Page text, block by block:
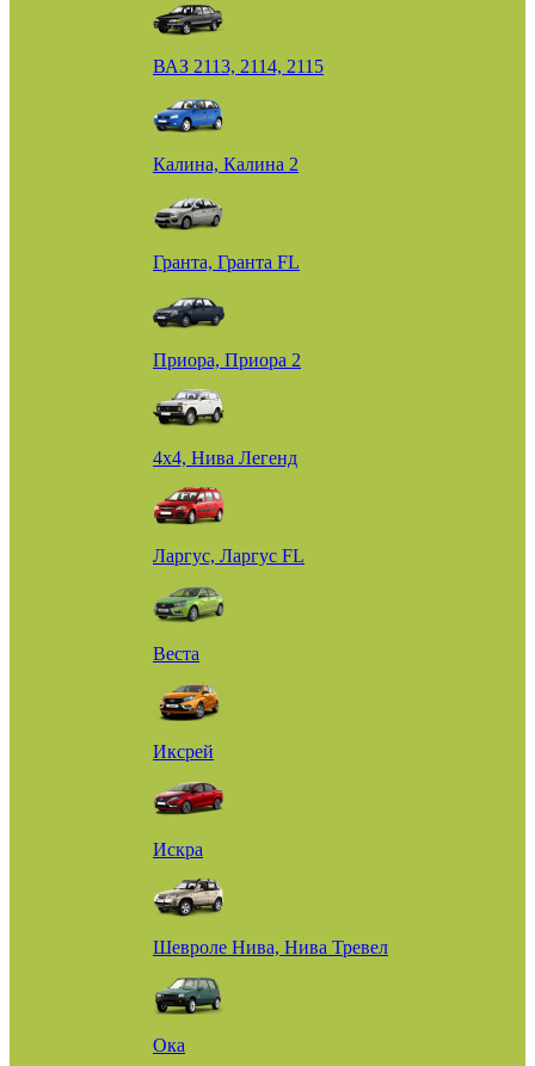
ВАЗ 2113, 2114, 2115
Калина, Калина 2
Гранта, Гранта FL
Приора, Приора 2
4х4, Нива Легенд
Ларгус, Ларгус FL
Веста
Иксрей
Искра
Шевроле Нива, Нива Тревел
Ока